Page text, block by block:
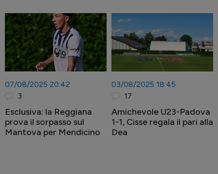
07/08/2025 20:42
3
Esclusiva: la Reggiana
prova il sorpasso sul
Mantova per Mendicino
03/08/2025 18:45
17
Amichevole U23-Padova
1-1, Cisse regala il pari alla
Dea